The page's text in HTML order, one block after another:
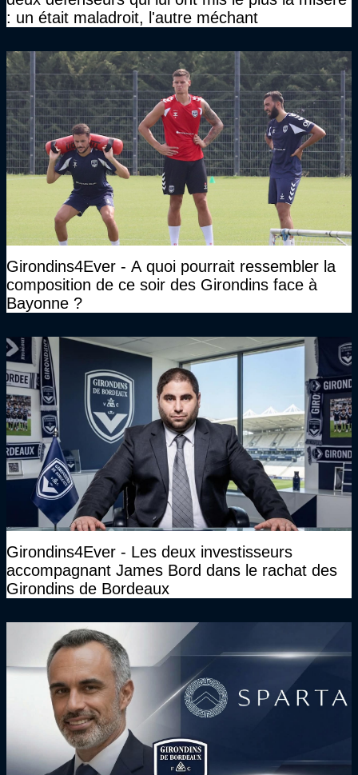
: un était maladroit, l'autre méchant
Girondins4Ever - A quoi pourrait ressembler la
composition de ce soir des Girondins face à
Bayonne ?
Girondins4Ever - Les deux investisseurs
accompagnant James Bord dans le rachat des
Girondins de Bordeaux